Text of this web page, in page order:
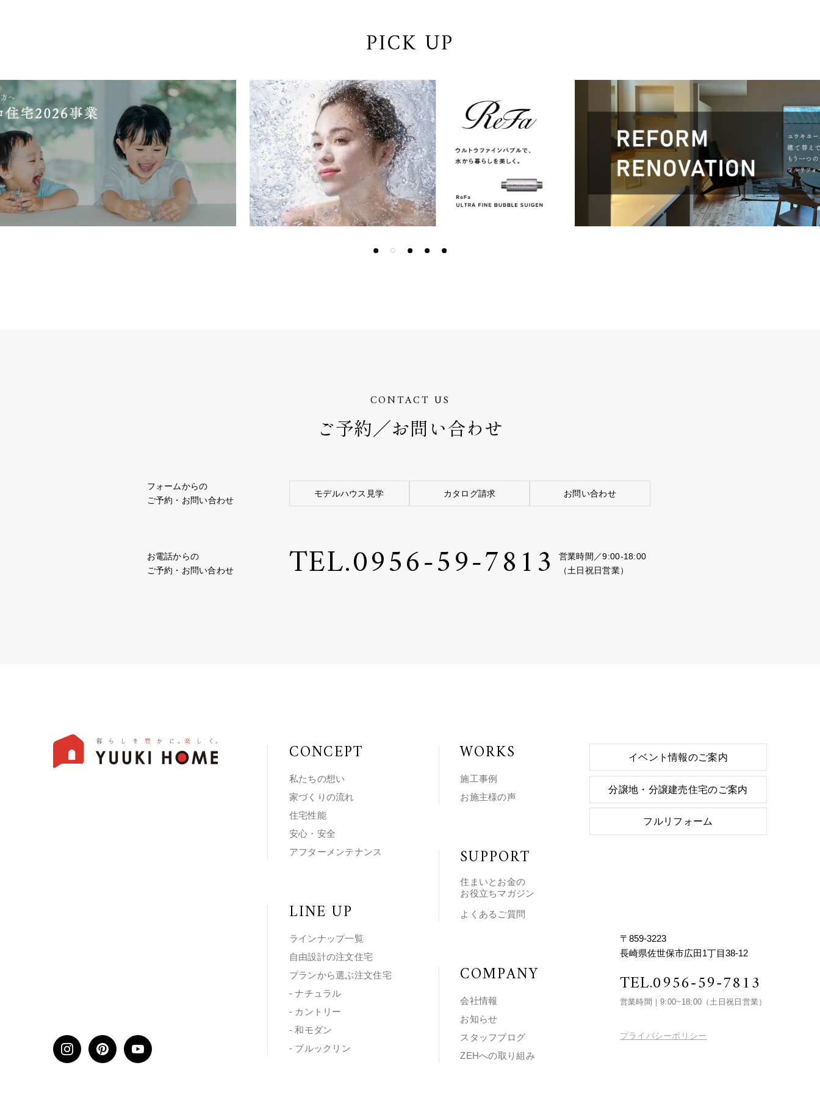
PICK UP
CONTACT US
ご予約／お問い合わせ
フォームからの
ご予約・お問い合わせ
モデルハウス見学 カタログ請求 お問い合わせ
お電話からの
ご予約・お問い合わせ
TEL.0956-59-7813
営業時間／9:00-18:00
（土日祝日営業）
CONCEPT
私たちの想い
家づくりの流れ
住宅性能
安心・安全
アフターメンテナンス
LINE UP
ラインナップ一覧
自由設計の注文住宅
プランから選ぶ注文住宅
- ナチュラル
- カントリー
- 和モダン
- ブルックリン
WORKS
施工事例
お施主様の声
SUPPORT
住まいとお金の
お役立ちマガジン
よくあるご質問
COMPANY
会社情報
お知らせ
スタッフブログ
ZEHへの取り組み
イベント情報のご案内
分譲地・分譲建売住宅のご案内
フルリフォーム
〒859-3223
長崎県佐世保市広田1丁目38-12
TEL.0956-59-7813
営業時間｜9:00~18:00 （土日祝日営業）
プライバシーポリシー